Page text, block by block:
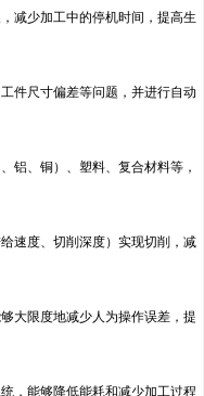
减少加工中的停机时间，提高生
件尺寸偏差等问题，并进行自动
铝、铜）、塑料、复合材料等，
速度、切削深度）实现切削，减
大限度地减少人为操作误差，提
，能够降低能耗和减少加工过程